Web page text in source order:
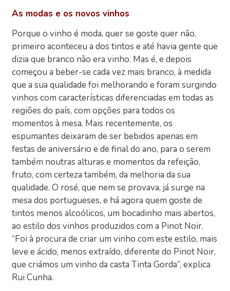
As modas e os novos vinhos
Porque o vinho é moda, quer se goste quer não,
primeiro aconteceu a dos tintos e até havia gente que
dizia que branco não era vinho. Mas é, e depois
começou a beber-se cada vez mais branco, à medida
que a sua qualidade foi melhorando e foram surgindo
vinhos com características diferenciadas em todas as
regiões do país, com opções para todos os
momentos à mesa. Mais recentemente, os
espumantes deixaram de ser bebidos apenas em
festas de aniversário e de final do ano, para o serem
também noutras alturas e momentos da refeição,
fruto, com certeza também, da melhoria da sua
qualidade. O rosé, que nem se provava, já surge na
mesa dos portugueses, e há agora quem goste de
tintos menos alcoólicos, um bocadinho mais abertos,
ao estilo dos vinhos produzidos com a Pinot Noir.
“Foi à procura de criar um vinho com este estilo, mais
leve e ácido, menos extraído, diferente do Pinot Noir,
que criámos um vinho da casta Tinta Gorda”, explica
Rui Cunha.